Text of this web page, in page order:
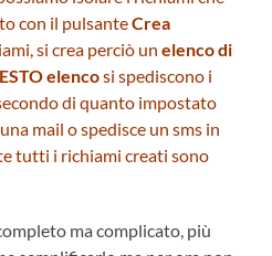
con il pulsanteCrea
si crea perciò unelenco di
elencosi spediscono i
di quanto impostato
mail o spedisce un sms in
tutti i richiami creati sono
ma complicato, più